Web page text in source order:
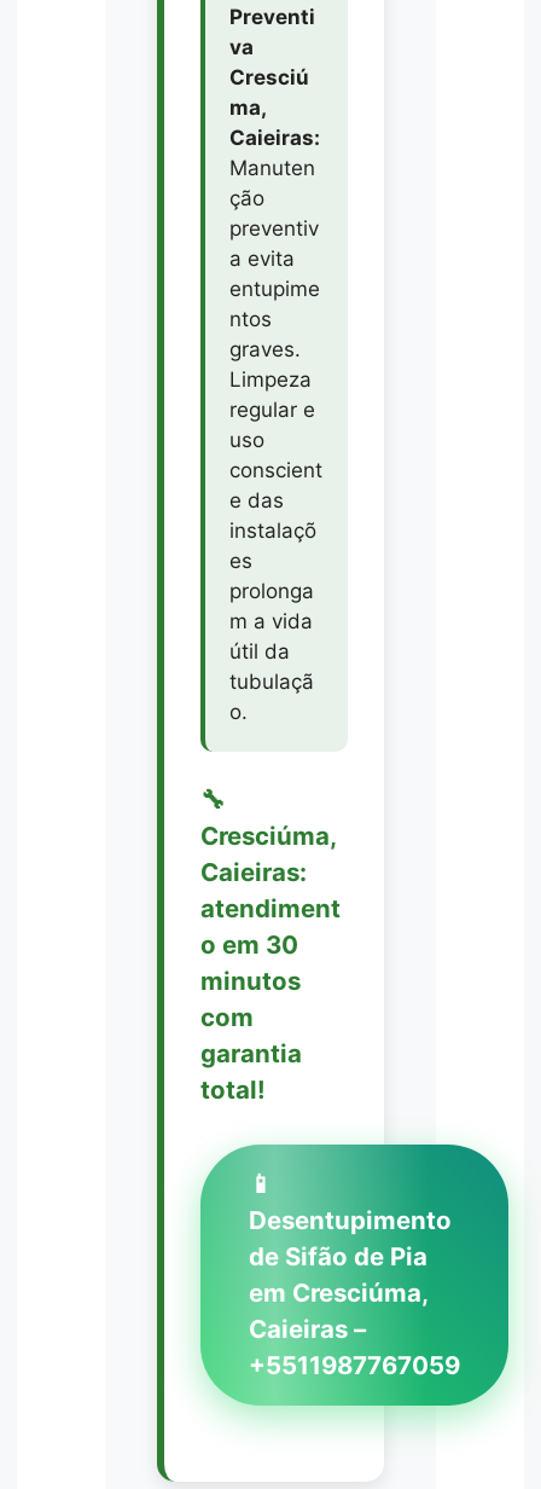
Preventi
va
Cresciú
ma,
Caieiras:
Manuten
ção
preventiv
a evita
entupime
ntos
graves.
Limpeza
regular e
uso
conscient
e das
instalaçõ
es
prolonga
m a vida
útil da
tubulaçã
o.
🔧
Cresciúma,
Caieiras:
atendiment
o em 30
minutos
com
garantia
total!
📱
Desentupimento
de Sifão de Pia
em Cresciúma,
Caieiras –
+5511987767059